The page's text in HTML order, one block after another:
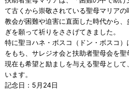
て古くから崇敬されている聖母マリアの
教会が困難や迫害に直面した時代から
ぎを願って祈りをささげてきました。
特に聖ヨハネ・ボスコ（ドン・ボスコ
をもち、サレジオ会と扶助者聖母会を聖
現在も希望と励ましを与える聖母とし
います。
記念日：5月24日